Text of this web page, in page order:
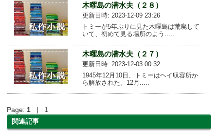
木曜島の潜水夫（２８）
更新日時: 2023-12-09 23:26
トミーが5年ぶりに見た木曜島は荒廃して
いて、初めて見る場所のよう.....
木曜島の潜水夫（２７）
更新日時: 2023-12-03 00:32
1945年12月10日、トミーはヘイ収容所か
ら解放された。12月.....
Page: 1 | 1
関連記事